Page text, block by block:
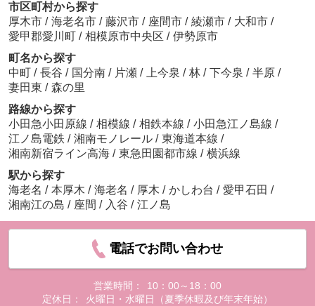
市区町村から探す
厚木市 / 海老名市 / 藤沢市 / 座間市 / 綾瀬市 / 大和市 /
愛甲郡愛川町 / 相模原市中央区 / 伊勢原市
町名から探す
中町 / 長谷 / 国分南 / 片瀬 / 上今泉 / 林 / 下今泉 / 半原 /
妻田東 / 森の里
路線から探す
小田急小田原線 / 相模線 / 相鉄本線 / 小田急江ノ島線 /
江ノ島電鉄 / 湘南モノレール / 東海道本線 /
湘南新宿ライン高海 / 東急田園都市線 / 横浜線
駅から探す
海老名 / 本厚木 / 海老名 / 厚木 / かしわ台 / 愛甲石田 /
湘南江の島 / 座間 / 入谷 / 江ノ島
電話でお問い合わせ
営業時間：
10：00～18：00
定休日：
火曜日・水曜日（夏季休暇及び年末年始）